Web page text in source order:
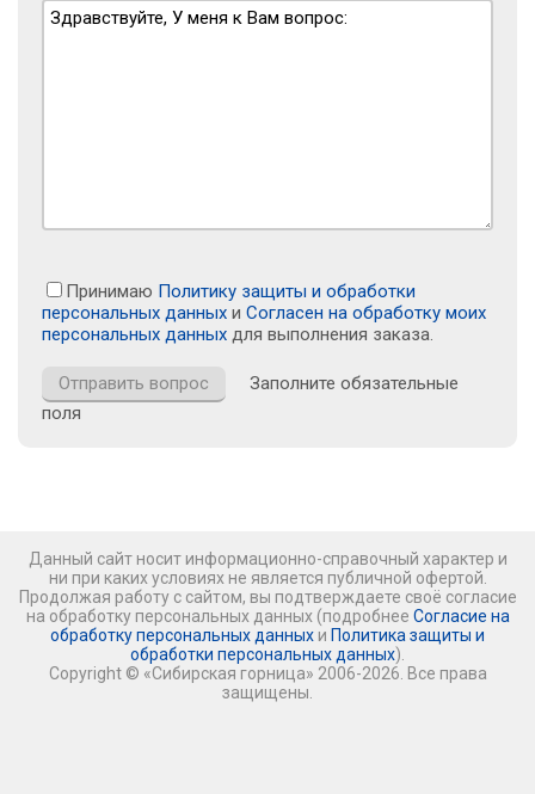
Принимаю Политику защиты и обработки
персональных данных и Согласен на обработку моих
персональных данных для выполнения заказа.
Заполните обязательные
поля
Данный сайт носит информационно-справочный характер и
ни при каких условиях не является публичной офертой.
Продолжая работу с сайтом, вы подтверждаете своё согласие
на обработку персональных данных (подробнее Согласие на
обработку персональных данных и Политика защиты и
обработки персональных данных).
Copyright © «Сибирская горница» 2006-2026. Все права
защищены.